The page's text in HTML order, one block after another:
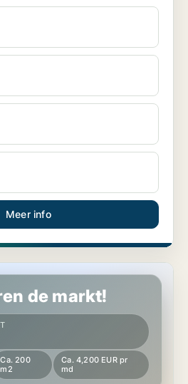
Meer info
de markt!
Ca. 200
m2
Ca. 4,200 EUR pr
md